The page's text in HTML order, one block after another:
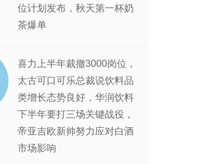
位计划发布，秋天第一杯奶
茶爆单
喜力上半年裁撤3000岗位，
太古可口可乐总裁说饮料品
类增长态势良好，华润饮料
下半年要打三场关键战役，
帝亚吉欧新帅努力应对白酒
市场影响